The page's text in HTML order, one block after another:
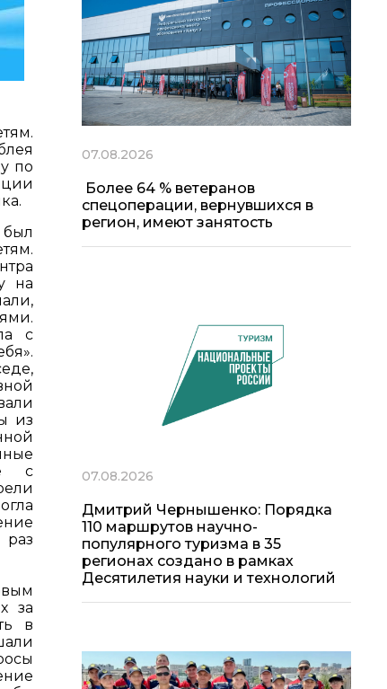
по
на
с
из
с
за
в
07.08.2026
Более 64 % ветеранов
спецоперации, вернувшихся в
регион, имеют занятость
07.08.2026
Дмитрий Чернышенко: Порядка
110 маршрутов научно-
популярного туризма в 35
регионах создано в рамках
Десятилетия науки и технологий